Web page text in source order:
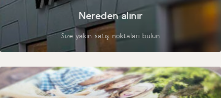
Nereden alınır
Size yakın satış noktaları bulun